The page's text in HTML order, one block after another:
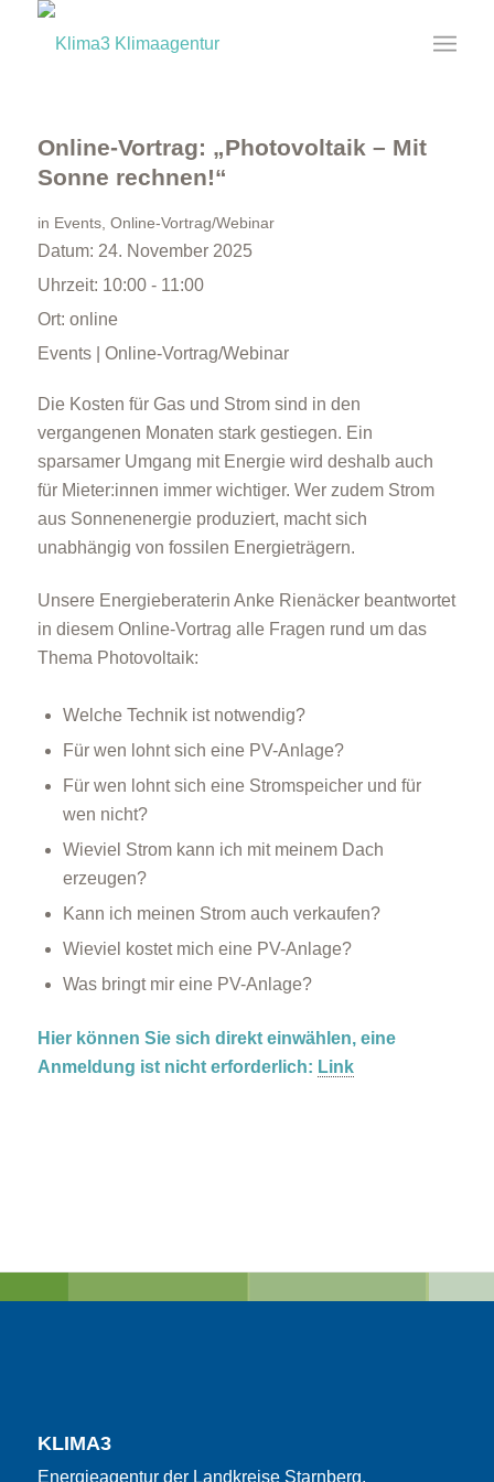
Online-Vortrag: „Photovoltaik – Mit
Sonne rechnen!“
in Events, Online-Vortrag/Webinar
Datum: 24. November 2025
Uhrzeit: 10:00 - 11:00
Ort: online
Events | Online-Vortrag/Webinar
Die Kosten für Gas und Strom sind in den
vergangenen Monaten stark gestiegen. Ein
sparsamer Umgang mit Energie wird deshalb auch
für Mieter:innen immer wichtiger. Wer zudem Strom
aus Sonnenenergie produziert, macht sich
unabhängig von fossilen Energieträgern.
Unsere Energieberaterin Anke Rienäcker beantwortet
in diesem Online-Vortrag alle Fragen rund um das
Thema Photovoltaik:
Welche Technik ist notwendig?
Für wen lohnt sich eine PV-Anlage?
Für wen lohnt sich eine Stromspeicher und für
wen nicht?
Wieviel Strom kann ich mit meinem Dach
erzeugen?
Kann ich meinen Strom auch verkaufen?
Wieviel kostet mich eine PV-Anlage?
Was bringt mir eine PV-Anlage?
Hier können Sie sich direkt einwählen, eine
Anmeldung ist nicht erforderlich: Link
KLIMA3
Energieagentur der Landkreise Starnberg,